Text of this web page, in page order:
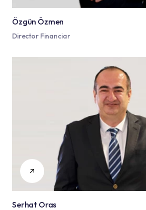
Özgün Özmen
Director Financiar
Serhat Oras